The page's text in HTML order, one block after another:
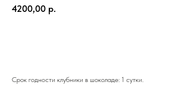
4200,00 р.
Срок годности клубники в шоколаде: 1 сутки.